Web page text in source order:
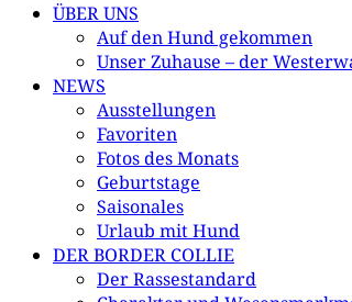
ÜBER UNS
Auf den Hund gekommen
Unser Zuhause – der
NEWS
Ausstellungen
Favoriten
Fotos des Monats
Geburtstage
Saisonales
Urlaub mit Hund
DER BORDER COLLIE
Der Rassestandard